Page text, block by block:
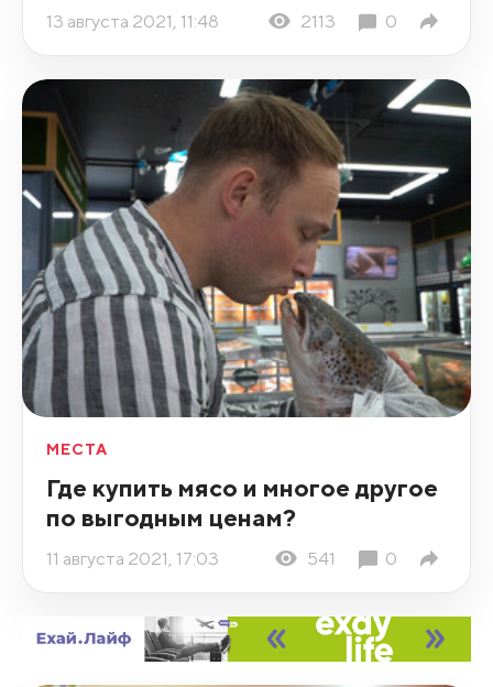
13 августа 2021, 11:48 2113 0
МЕСТА
Где купить мясо и многое другое
по выгодным ценам?
11 августа 2021, 17:03 541 0